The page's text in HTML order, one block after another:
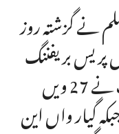
نے گزشتہ روز
پریس بریفننگ
دیتے ہوئے بتایا ہے کہ حکومت نے 27 ویں
گیار واں این